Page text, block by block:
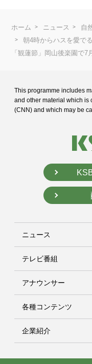
ホーム ニュース
自
朝4時からハスを愛で
「観蓮節」岡山後楽園で7
This programme includes
and other material which is
(CNN) and which may be
ニュース
テレビ番組
アナウンサー
各種コンテンツ
企業紹介